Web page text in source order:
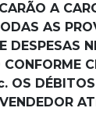
A
AS
DESPESAS
OS